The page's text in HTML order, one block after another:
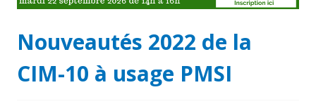
Nouveautés 2022 de la
CIM-10 à usage PMSI